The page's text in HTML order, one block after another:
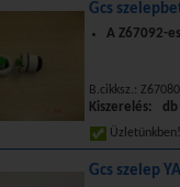
Gcs
A Z67092-
B.cikksz.: Z67080
Kiszerelés: db
Gcs szelep